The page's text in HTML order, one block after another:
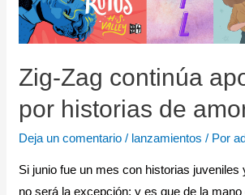
Zig-Zag continúa
por historias de
Deja un comentario / lanzamientos / Por
Si junio fue un mes con historias juveniles
no será la excepción; y es que de la mano